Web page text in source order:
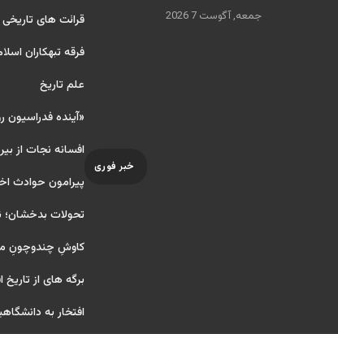
جمعه, آگوست 7 2026
خبر فوری
قرائت های تاریخی
فرقه تبهکاران
علم تاریخ
«آینده
افسانه نجات از
پیرامون حوادث
تحولات بدخشان؛
کاوشِ چندو‌چونِ
برگه های از تاریخ
افتخار به